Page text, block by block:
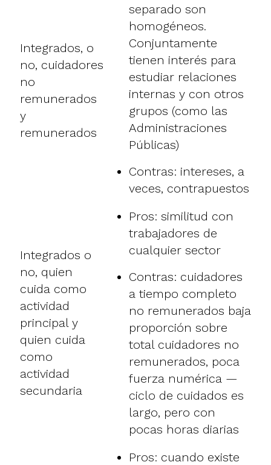
Integrados, o
no, cuidadores
no
remunerados
y
remunerados
separado son
homogéneos.
Conjuntamente
tienen interés para
estudiar relaciones
internas y con otros
grupos (como las
Administraciones
Públicas)
Contras: intereses, a
veces, contrapuestos
Integrados o
no, quien
cuida como
actividad
principal y
quien cuida
como
actividad
secundaria
Pros: similitud con
trabajadores de
cualquier sector
Contras: cuidadores
a tiempo completo
no remunerados baja
proporción sobre
total cuidadores no
remunerados, poca
fuerza numérica —
ciclo de cuidados es
largo, pero con
pocas horas diarias
Pros: cuando existe